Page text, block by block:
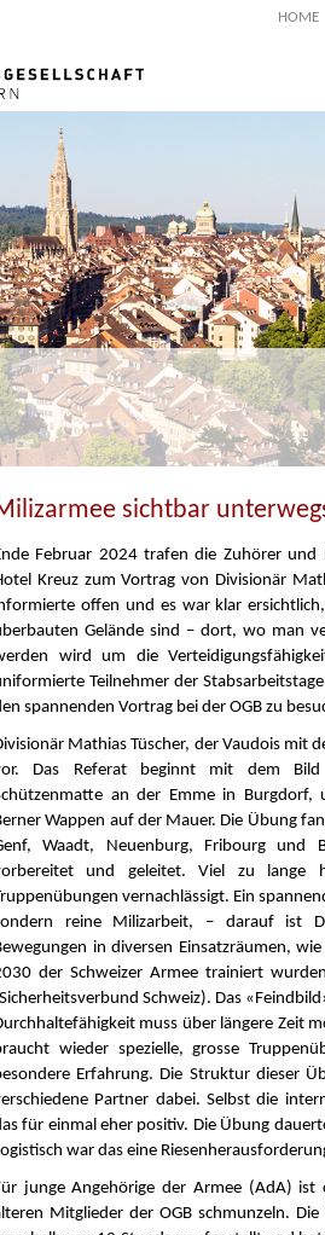
HOME
sichtbar
Februar 2024 trafen die Zuhörer und
Kreuz zum Vortrag von Divisionär
offen und es war klar
Gelände sind – dort, wo man
wird um die
Teilnehmer der
spannenden Vortrag bei der OGB zu
Mathias Tüscher, der Vaudois mit
Das Referat beginnt mit dem Bild
an der Emme in Burgdorf,
Wappen auf der Mauer. Die Übung
Waadt, Neuenburg, Fribourg und
und geleitet. Viel zu lange
vernachlässigt. Ein
reine Milizarbeit, – darauf ist
in diversen Einsatzräumen,
der Schweizer Armee trainiert
Schweiz). Das
muss über längere Zeit
wieder spezielle, grosse
Erfahrung. Die Struktur dieser
Partner dabei. Selbst die
für einmal eher positiv. Die Übung
war das eine
junge Angehörige der Armee (AdA)
Mitglieder der OGB schmunzeln.